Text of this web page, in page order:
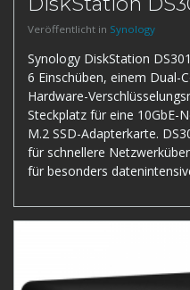
Veröffentlicht in Synology
Synology DiskStation
6 Einschüben, einem Dual-
Hardware-
Steckplatz für eine 10GbE-
M.2 SSD-Adapterkarte.
für schnellere
für besonders